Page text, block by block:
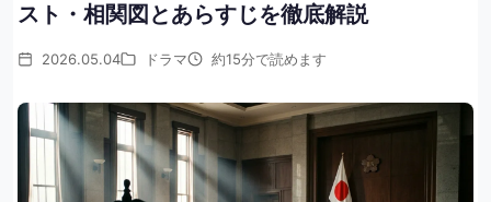
スト・相関図とあらすじを徹底解説
2026.05.04 ドラマ 約15分で読めます